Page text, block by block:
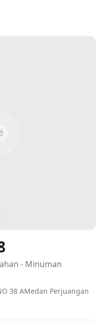
- Minuman
38 AMedan Perjuangan